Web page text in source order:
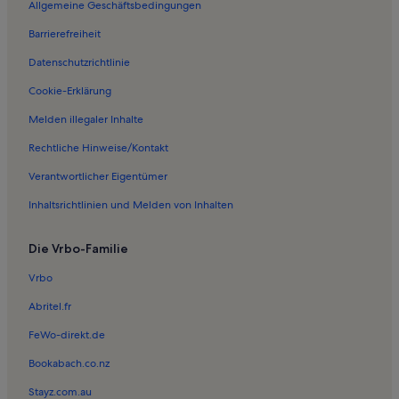
Ferienwohnungen in Sellin
Ferienwohnungen in Hundestrand
Ferienwohnungen in Halbinsel Mönchgut
Ferienwohnungen in Ruderfähre Moritzdorf
Ferienwohnungen in Tauchgondel Sellin
Ferienwohnungen in Strand von Lobbe
Ferienwohnungen in Neuensien
Ferienwohnungen in Selliner See
Ferienwohnungen in Südstrand
Ferienwohnungen in Garftitz
Ferienwohnungen in Moritzdorf
Ferienwohnungen in Klein Zicker
Ferienwohnungen in Groß Zicker
Ferienwohnungen in Kneippgarten
Allgemeine Geschäftsbedingungen
Barrierefreiheit
Datenschutzrichtlinie
Cookie-Erklärung
Melden illegaler Inhalte
Rechtliche Hinweise/Kontakt
Verantwortlicher Eigentümer
Inhaltsrichtlinien und Melden von Inhalten
Die Vrbo-Familie
Vrbo
Abritel.fr
FeWo-direkt.de
Bookabach.co.nz
Stayz.com.au